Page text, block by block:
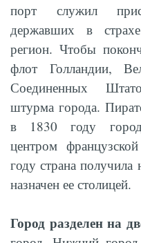
порт служил
державших в
регион. Чтобы
флот Голландии,
Соединенных
штурма города.
в 1830 году город
центром
году страна
назначен ее столицей.
Город разделен на